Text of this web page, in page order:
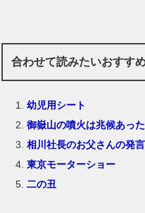
合わせて読みたいおすす
幼児用シート
御嶽山の噴火は兆候あっ
相川社長のお父さんの発
東京モーターショー
二の丑